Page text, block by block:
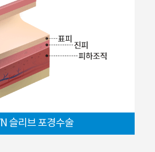
슬리브 포경수술